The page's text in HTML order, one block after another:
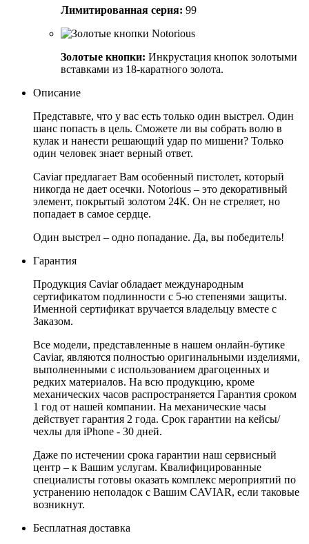
Лимитированная серия: 99
Золотые кнопки: Инкрустация кнопок золотыми
вставками из 18-каратного золота.
Описание
Представьте, что у вас есть только один выстрел. Один
шанс попасть в цель. Сможете ли вы собрать волю в
кулак и нанести решающий удар по мишени? Только
один человек знает верный ответ.
Caviar предлагает Вам особенный пистолет, который
никогда не дает осечки. Notorious – это декоративный
элемент, покрытый золотом 24К. Он не стреляет, но
попадает в самое сердце.
Один выстрел – одно попадание. Да, вы победитель!
Гарантия
Продукция Caviar обладает международным
сертификатом подлинности с 5-ю степенями защиты.
Именной сертификат вручается владельцу вместе с
Заказом.
Все модели, представленные в нашем онлайн-бутике
Caviar, являются полностью оригинальными изделиями,
выполненными с использованием драгоценных и
редких материалов. На всю продукцию, кроме
механических часов распространяется Гарантия сроком
1 год от нашей компании. На механические часы
действует гарантия 2 года. Срок гарантии на кейсы/
чехлы для iPhone - 30 дней.
Даже по истечении срока гарантии наш сервисный
центр – к Вашим услугам. Квалифицированные
специалисты готовы оказать комплекс мероприятий по
устранению неполадок с Вашим CAVIAR, если таковые
возникнут.
Бесплатная доставка